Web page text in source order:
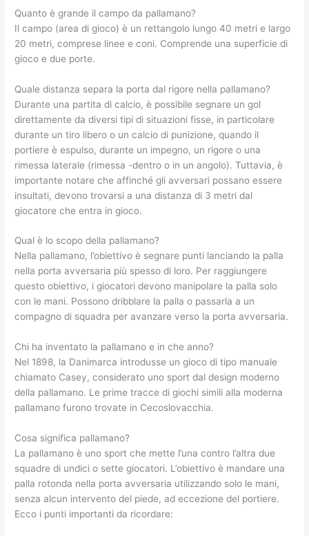
Quanto è grande il campo da pallamano?
Il campo (area di gioco) è un rettangolo lungo 40 metri e largo
20 metri, comprese linee e coni. Comprende una superficie di
gioco e due porte.
Quale distanza separa la porta dal rigore nella pallamano?
Durante una partita di calcio, è possibile segnare un gol
direttamente da diversi tipi di situazioni fisse, in particolare
durante un tiro libero o un calcio di punizione, quando il
portiere è espulso, durante un impegno, un rigore o una
rimessa laterale (rimessa -dentro o in un angolo). Tuttavia, è
importante notare che affinché gli avversari possano essere
insultati, devono trovarsi a una distanza di 3 metri dal
giocatore che entra in gioco.
Qual è lo scopo della pallamano?
Nella pallamano, l’obiettivo è segnare punti lanciando la palla
nella porta avversaria più spesso di loro. Per raggiungere
questo obiettivo, i giocatori devono manipolare la palla solo
con le mani. Possono dribblare la palla o passarla a un
compagno di squadra per avanzare verso la porta avversaria.
Chi ha inventato la pallamano e in che anno?
Nel 1898, la Danimarca introdusse un gioco di tipo manuale
chiamato Casey, considerato uno sport dal design moderno
della pallamano. Le prime tracce di giochi simili alla moderna
pallamano furono trovate in Cecoslovacchia.
Cosa significa pallamano?
La pallamano è uno sport che mette l’una contro l’altra due
squadre di undici o sette giocatori. L’obiettivo è mandare una
palla rotonda nella porta avversaria utilizzando solo le mani,
senza alcun intervento del piede, ad eccezione del portiere.
Ecco i punti importanti da ricordare: